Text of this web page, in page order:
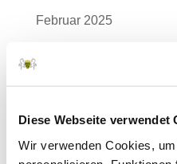
Diese Webseite verwendet
Wir verwenden Cookies,
Februar 2025
September 2024